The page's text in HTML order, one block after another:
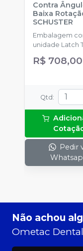
Contra Ângulo
Baixa
SCHUSTER
Embalagem
unidade Latch
(Trava).
R$ 708,00
Qtd :
Pedir
Não achou
Ometac Dental